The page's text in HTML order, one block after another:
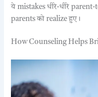
ये mistakes धीरे-धीरे parent-
parents को realize हुए।
How Counseling Helps